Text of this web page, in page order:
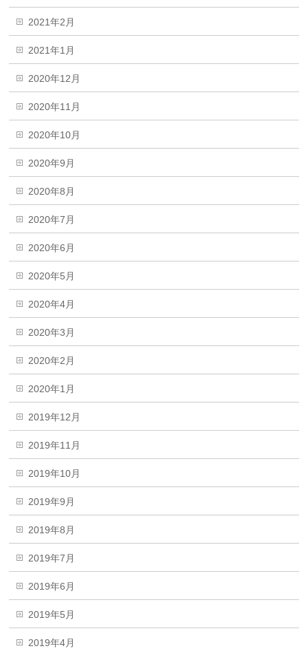
2021年2月
2021年1月
2020年12月
2020年11月
2020年10月
2020年9月
2020年8月
2020年7月
2020年6月
2020年5月
2020年4月
2020年3月
2020年2月
2020年1月
2019年12月
2019年11月
2019年10月
2019年9月
2019年8月
2019年7月
2019年6月
2019年5月
2019年4月